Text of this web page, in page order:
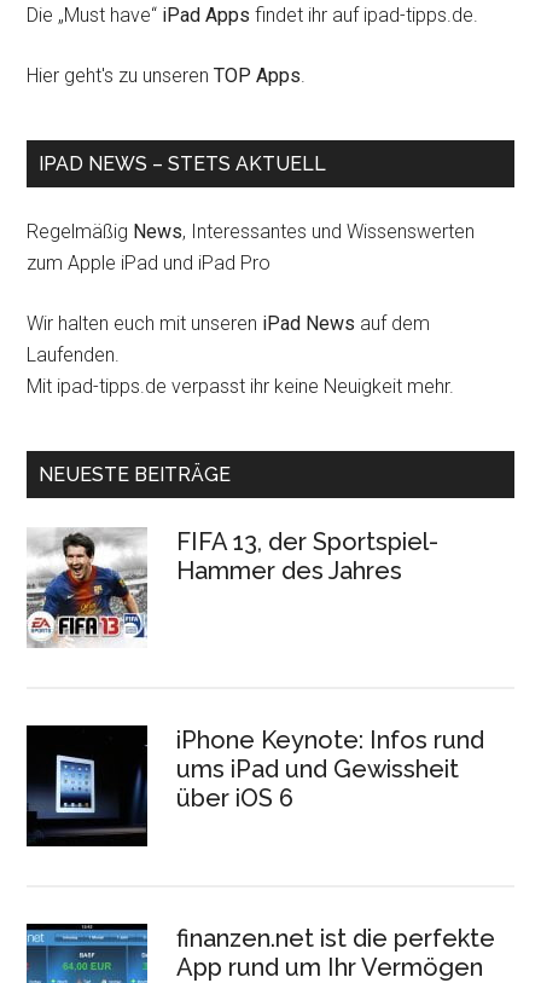
Die „Must have“ iPad Apps findet ihr auf ipad-tipps.de.
Hier geht's zu unserenTOP Apps
IPAD NEWS – STETS AKTUELL
Regelmäßig News, Interessantes und Wissenswerten
zum Apple iPad und iPad Pro
Wir halten euch mit unseren iPad News auf dem
Laufenden.
Mit ipad-tipps.de verpasst ihr keine Neuigkeit mehr.
NEUESTE BEITRÄGE
FIFA 13, der Sportspiel-
Hammer des Jahres
iPhone Keynote: Infos rund
ums iPad und Gewissheit
über iOS 6
finanzen.net ist die perfekte
App rund um Ihr Vermögen